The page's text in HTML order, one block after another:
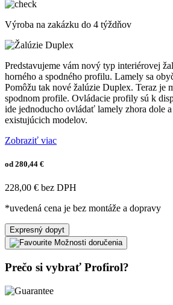
Výroba na zakázku do 4 týždňov
Predstavujeme vám nový typ interiérovej
horného a spodného profilu. Lamely sa
Pomôžu tak nové žalúzie Duplex. Teraz je
spodnom profile. Ovládacie profily sú k
ide jednoducho ovládať lamely zhora dole
existujúcich modelov.
Zobraziť viac
od 280,44 €
228,00 € bez DPH
*uvedená cena je bez montáže a dopravy
Expresný dopyt
Možnosti doručenia
Prečo si vybrať Profirol?